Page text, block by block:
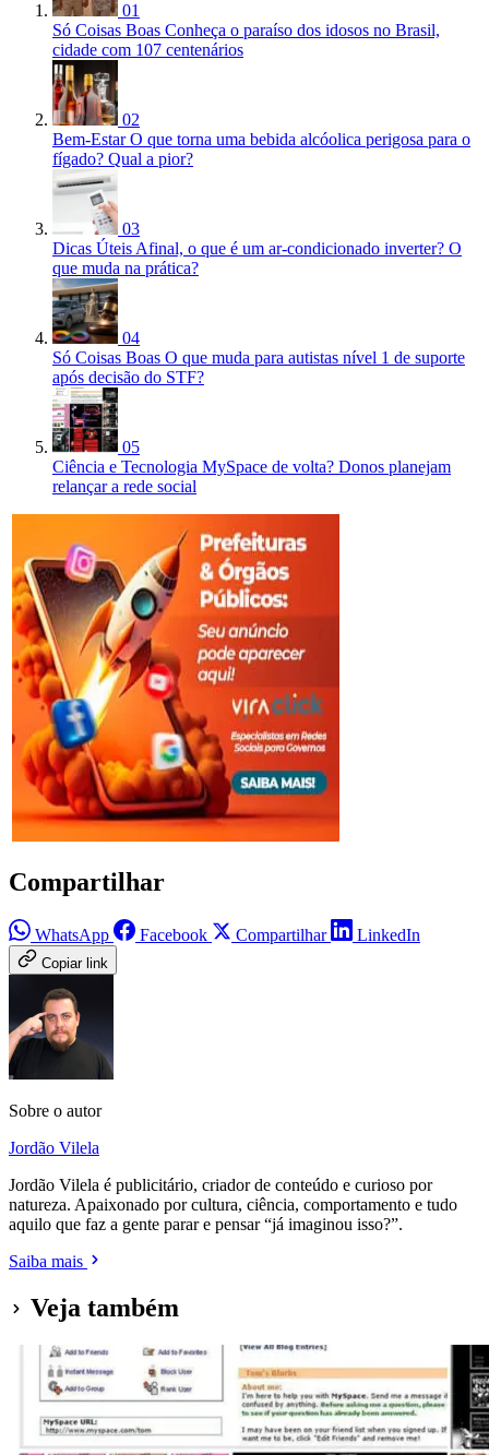
01
Só Coisas Boas Conheça o paraíso dos idosos no Brasil,
cidade com 107 centenários
02
Bem-Estar O que torna uma bebida alcóolica perigosa para o
fígado? Qual a pior?
03
Dicas Úteis Afinal, o que é um ar-condicionado inverter? O
que muda na prática?
04
Só Coisas Boas O que muda para autistas nível 1 de suporte
após decisão do STF?
05
Ciência e Tecnologia MySpace de volta? Donos planejam
relançar a rede social
Compartilhar
WhatsApp Facebook Compartilhar LinkedIn
Copiar link
Sobre o autor
Jordão Vilela
Jordão Vilela é publicitário, criador de conteúdo e curioso por
natureza. Apaixonado por cultura, ciência, comportamento e tudo
aquilo que faz a gente parar e pensar “já imaginou isso?”.
Saiba mais
Veja também